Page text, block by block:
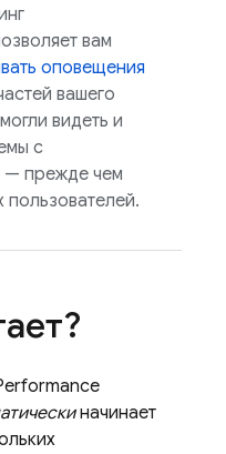
вам
оповещения
вашего
видеть и
с
— прежде чем
начинает